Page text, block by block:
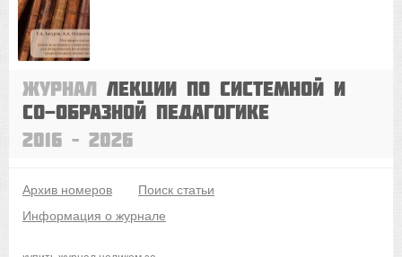
Журнал Лекции по системной и
со-Образной педагогике
2016 – 2026
Архив номеров
Поиск статьи
Информация о журнале